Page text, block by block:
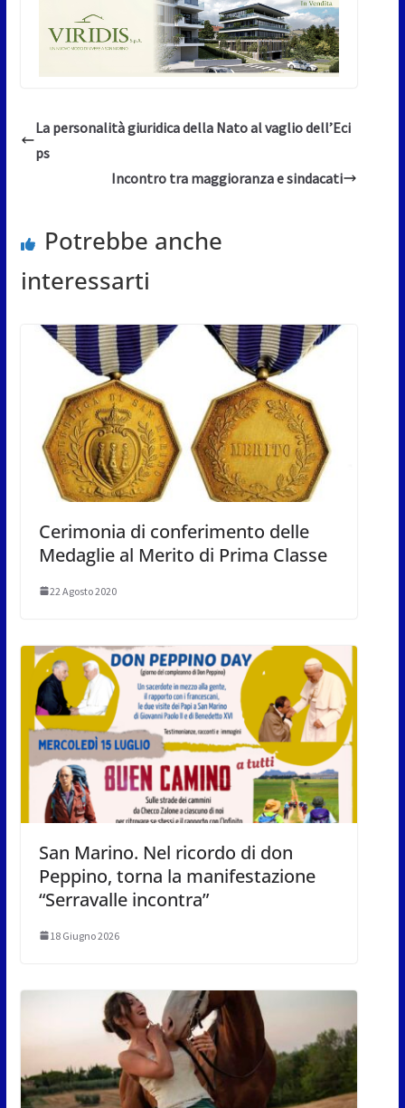
La personalità giuridica della Nato al vaglio dell’Eci
ps
Incontro tra maggioranza e sindacati
Potrebbe anche
interessarti
Cerimonia di conferimento delle
Medaglie al Merito di Prima Classe
22 Agosto 2020
San Marino. Nel ricordo di don
Peppino, torna la manifestazione
“Serravalle incontra”
18 Giugno 2026